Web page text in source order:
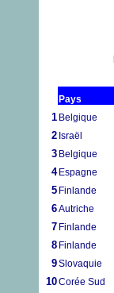
Pays
1 Belgique
2 Israël
3 Belgique
4 Espagne
5 Finlande
6Autriche
7 Finlande
8 Finlande
9Slovaquie
10Corée Sud